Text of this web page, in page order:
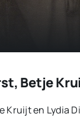
Betje
Kruijt en Lydia